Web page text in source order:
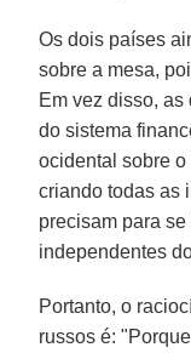
Os dois países
sobre a mesa,
Em vez disso,
do sistema
ocidental sobre
criando todas as
precisam para
independentes
Portanto, o
russos é: